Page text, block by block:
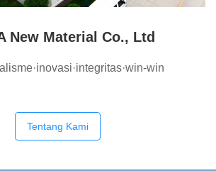
New Material Co., Ltd
win
Tentang Kami